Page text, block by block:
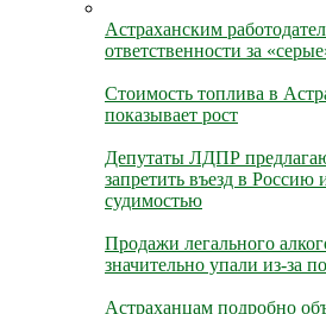
Астраханским
ответственности за
Стоимость топлива в
показывает рост
Депутаты ЛДПР
запретить въезд в Россию
судимостью
Продажи легального
значительно упали из-за
Астраханцам подробно